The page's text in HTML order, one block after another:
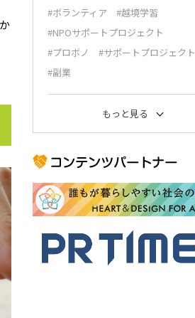
#ボランティア
#越境学習
#NPOサポートプロジェクト
#プロボノ
#サポートプロジェクト
#副業
もっと見る